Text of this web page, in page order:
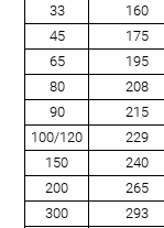
33
160
45
175
65
195
80
208
90
215
100/120
229
150
240
200
265
300
293